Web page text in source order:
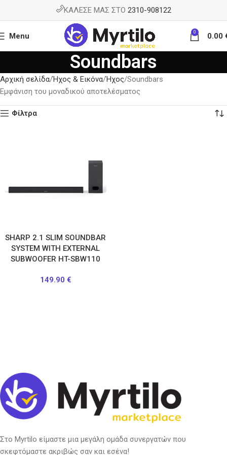
ΚΑΛΕΣΕ ΜΑΣ ΣΤΟ 2310-908122
Menu 0 0.00
Soundbars
Αρχική σελίδα Ήχος & Εικόνα Ήχος Soundbars
Εμφάνιση του μοναδικού αποτελέσματος
Φίλτρα
SHARP 2.1 SLIM SOUNDBAR
SYSTEM WITH EXTERNAL
SUBWOOFER HT-SBW110
149.90 €
Στο Myrtilo είμαστε μια μεγάλη ομάδα συνεργατών που
σκεφτόμαστε ακριβώς σαν και εσένα!